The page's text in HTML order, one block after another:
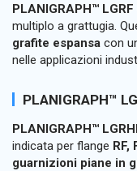
PLANIGRAPH™ LGRF
multiplo a grattugia.
grafite espansa con
nelle applicazioni
PLANIGRAPH™
PLANIGRAPH™
indicata per flange RF,
guarnizioni piane in